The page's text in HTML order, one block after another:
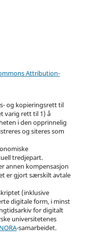
Attribution-
og kopieringsrett til
varig rett til 1) å
i den opprinnelig
og siteres som
tredjepart.
annen kompensasjon
er gjort særskilt avtale
(inklusive
digitale form, i minst
for digitalt
universitetenes
NORA-samarbeidet.